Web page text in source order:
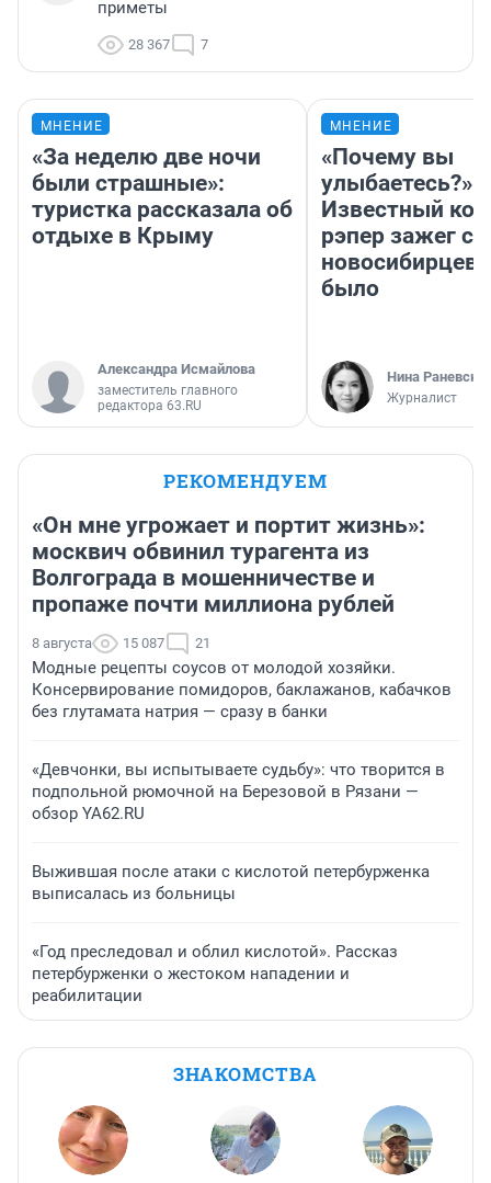
приметы
28 367 7
МНЕНИЕ
«За неделю две ночи
были страшные»:
туристка рассказала об
отдыхе в Крыму
Александра Исмайлова
заместитель главного
редактора 63.RU
МНЕНИЕ
«Почему вы
улыбаетесь?»
Известный
рэпер зажег с
новосибирцев:
было
Нина
Журналист
РЕКОМЕНДУЕМ
«Он мне угрожает и портит жизнь»:
москвич обвинил турагента из
Волгограда в мошенничестве и
пропаже почти миллиона рублей
8 августа 15 087 21
Модные рецепты соусов от молодой хозяйки.
Консервирование помидоров, баклажанов, кабачков
без глутамата натрия — сразу в банки
«Девчонки, вы испытываете судьбу»: что творится в
подпольной рюмочной на Березовой в Рязани —
обзор YA62.RU
Выжившая после атаки с кислотой петербурженка
выписалась из больницы
«Год преследовал и облил кислотой». Рассказ
петербурженки о жестоком нападении и
реабилитации
ЗНАКОМСТВА